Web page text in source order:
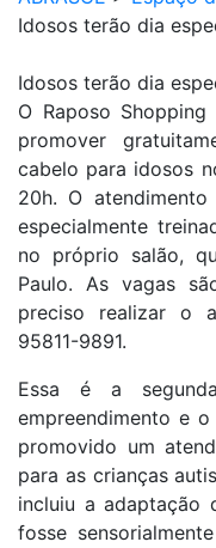
Idosos terão dia
Idosos terão dia
O Raposo
promover
cabelo para idosos
20h. O
especialmente
no próprio salão,
Paulo. As vagas
preciso realizar o
95811-9891.
Essa é a
empreendimento e
promovido um
para as crianças
incluiu a adaptação
fosse